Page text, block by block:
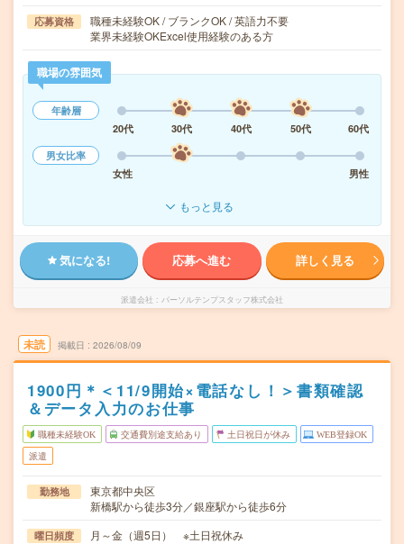
応募資格
職種未経験OK / ブランクOK / 英語力不要
業界未経験OKExcel使用経験のある方
職場の雰囲気
年齢層
20代
30代 40代 50代
60代
男女比率
女性
男性
もっと見る
気になる! 応募へ進む 詳しく見る
派遣会社 パーソルテンプスタッフ株式会社
未読 掲載日 2026/08/09
1900円＊＜11/9開始×電話なし！＞書類確認
＆データ入力のお仕事
職種未経験OK 交通費別途支給あり 土日祝日が休み WEB登録OK
派遣
勤務地
東京都中央区
新橋駅から徒歩3分／銀座駅から徒歩6分
曜日頻度 月～金（週5日） ※土日祝休み